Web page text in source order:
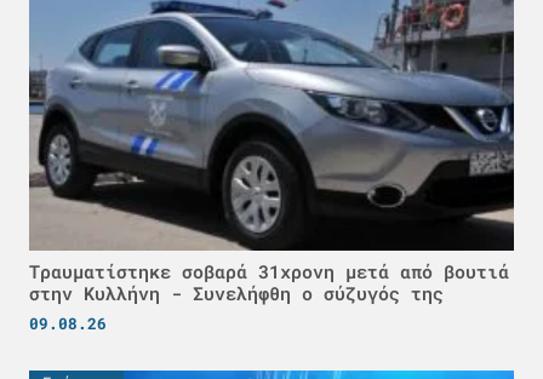
Τραυματίστηκε σοβαρά 31χρονη μετά από βουτιά
στην Κυλλήνη - Συνελήφθη ο σύζυγός της
09.08.26